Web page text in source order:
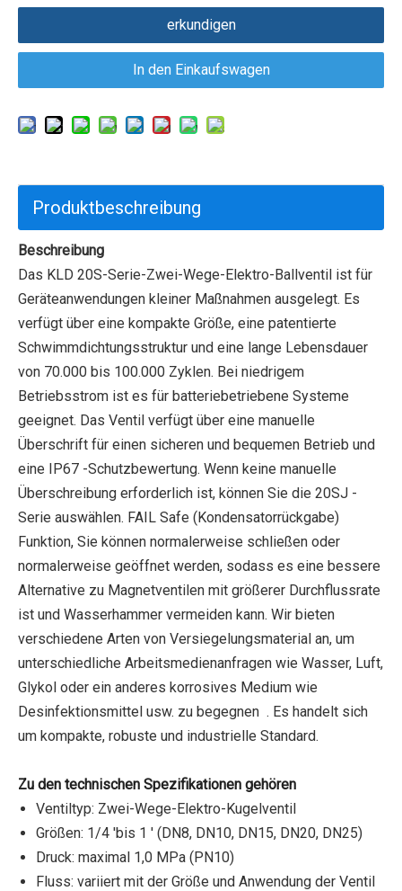
erkundigen
In den Einkaufswagen
Produktbeschreibung
Beschreibung
Das KLD 20S-Serie-Zwei-Wege-Elektro-Ballventil ist für
Geräteanwendungen kleiner Maßnahmen ausgelegt. Es
verfügt über eine kompakte Größe, eine patentierte
Schwimmdichtungsstruktur und eine lange Lebensdauer
von 70.000 bis 100.000 Zyklen. Bei niedrigem
Betriebsstrom ist es für batteriebetriebene Systeme
geeignet. Das Ventil verfügt über eine manuelle
Überschrift für einen sicheren und bequemen Betrieb und
eine IP67 -Schutzbewertung. Wenn keine manuelle
Überschreibung erforderlich ist, können Sie die 20SJ -
Serie auswählen. FAIL Safe (Kondensatorrückgabe)
Funktion, Sie können normalerweise schließen oder
normalerweise geöffnet werden, sodass es eine bessere
Alternative zu Magnetventilen mit größerer Durchflussrate
ist und Wasserhammer vermeiden kann. Wir bieten
verschiedene Arten von Versiegelungsmaterial an, um
unterschiedliche Arbeitsmedienanfragen wie Wasser, Luft,
Glykol oder ein anderes korrosives Medium wie
Desinfektionsmittel usw. zu begegnen . Es handelt sich
um kompakte, robuste und industrielle Standard.
Zu den technischen Spezifikationen gehören
Ventiltyp: Zwei-Wege-Elektro-Kugelventil
Größen: 1/4 'bis 1 ' (DN8, DN10, DN15, DN20, DN25)
Druck: maximal 1,0 MPa (PN10)
Fluss: variiert mit der Größe und Anwendung der Ventil